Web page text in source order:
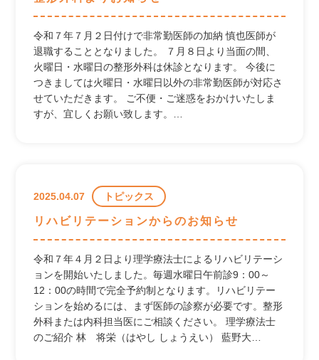
令和７年７月２日付けで非常勤医師の加納 慎也医師が
退職することとなりました。 ７月８日より当面の間、
火曜日・水曜日の整形外科は休診となります。 今後に
つきましては火曜日・水曜日以外の非常勤医師が対応さ
せていただきます。 ご不便・ご迷惑をおかけいたしま
すが、宜しくお願い致します。…
2025.04.07 トピックス
リハビリテーションからのお知らせ
令和７年４月２日より理学療法士によるリハビリテーシ
ョンを開始いたしました。毎週水曜日午前診9：00～
12：00の時間で完全予約制となります。リハビリテー
ションを始めるには、まず医師の診察が必要です。整形
外科または内科担当医にご相談ください。 理学療法士
のご紹介 林 将栄（はやし しょうえい） 藍野大…